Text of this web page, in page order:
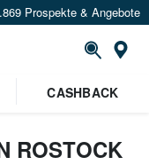
Prospekte & Angebote
CASHBACK
ROSTOCK